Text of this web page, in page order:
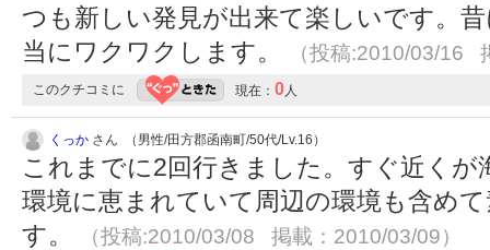
つも新しい発見が出来て楽しいです。
当にワクワクします。
（投稿:2010/03/16
このクチコミに 現在： 0人
くっか さん （男性/田方郡函南町/50代/Lv.16）
これまでに2回行きました。すぐ近く
環境に恵まれていて周辺の環境も含め
す。
（投稿:2010/03/08 掲載：2010/03/09）